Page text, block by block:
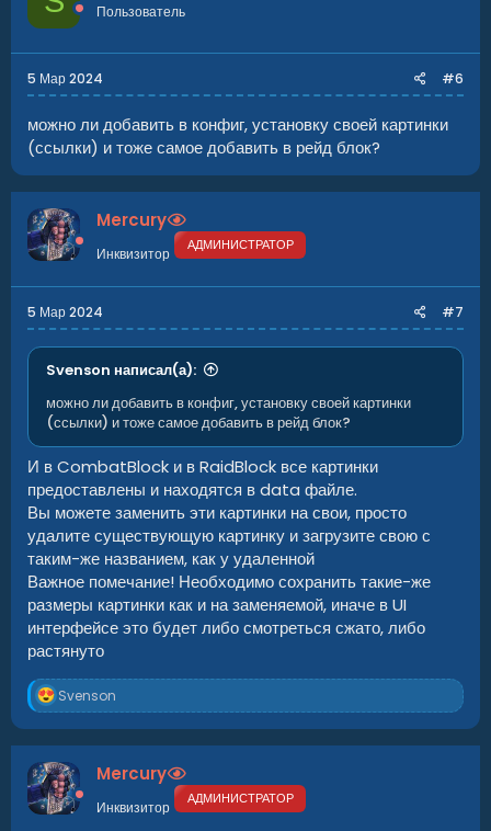
Пользователь
5 Мар 2024 #6
можно ли добавить в конфиг, установку своей картинки
(ссылки) и тоже самое добавить в рейд блок?
Mercury
Инквизитор АДМИНИСТРАТОР
5 Мар 2024 #7
Svenson написал(а):
можно ли добавить в конфиг, установку своей картинки
(ссылки) и тоже самое добавить в рейд блок?
И в CombatBlock и в RaidBlock все картинки
предоставлены и находятся в data файле.
Вы можете заменить эти картинки на свои, просто
удалите существующую картинку и загрузите свою с
таким-же названием, как у удаленной
Важное помечание! Необходимо сохранить такие-же
размеры картинки как и на заменяемой, иначе в UI
интерфейсе это будет либо смотреться сжато, либо
растянуто
Р
е
а
к
ц
и
и
:
Svenson
Mercury
Инквизитор АДМИНИСТРАТОР